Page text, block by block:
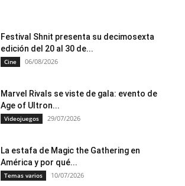
Festival Shnit presenta su decimosexta
edición del 20 al 30 de...
Cine 06/08/2026
Marvel Rivals se viste de gala: evento de
Age of Ultron...
Videojuegos 29/07/2026
La estafa de Magic the Gathering en
América y por qué...
Temas varios 10/07/2026